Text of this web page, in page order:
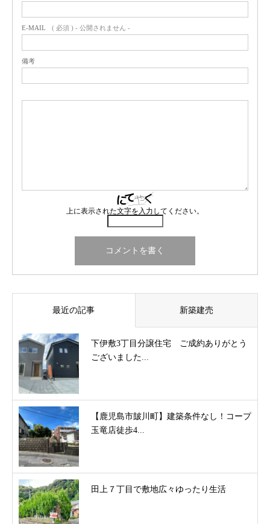
E-MAIL ( 必須 ) - 公開されません -
備考
上に表示された文字を入力してください。
最近の記事 新築建売
下伊敷3丁目分譲住宅 ご成約ありがとう
ございました...
【鹿児島市皷川町】建築条件なし！コープ
玉竜店徒歩4...
田上７丁目で敷地広々ゆったり生活